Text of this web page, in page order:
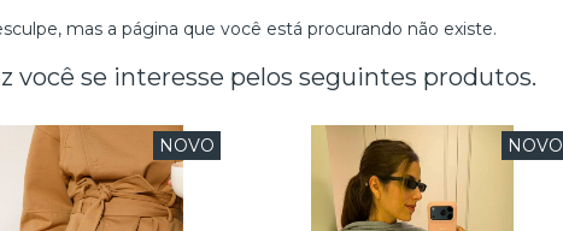
mas a página que você está procurando não existe.
você se interesse pelos seguintes produtos.
NOVO NOVO